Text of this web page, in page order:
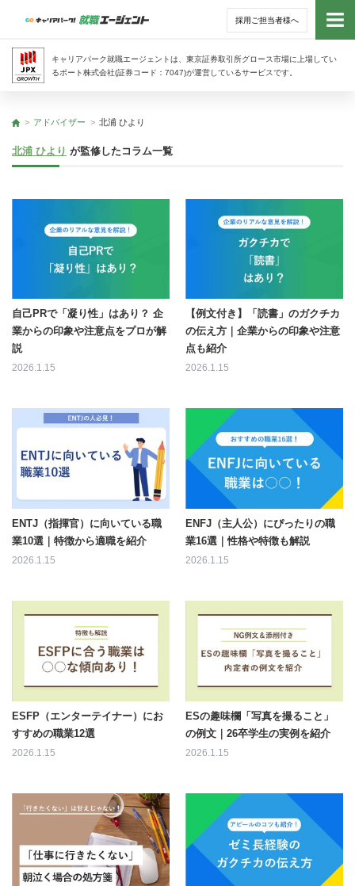
採用ご担当者様へ
キャリアパーク就職エージェントは、東京証券取引所グロース市場に上場してい
るポート株式会社(証券コード：7047)が運営しているサービスです。
トッ
トップ
アドバイザー 北浦 ひより
北浦 ひより が監修したコラム一覧
自己PRで「凝り性」はあり？ 企
業からの印象や注意点をプロが解
説
2026.1.15
【例文付き】「読書」のガクチカ
の伝え方｜企業からの印象や注意
点も紹介
2026.1.15
ENTJ（指揮官）に向いている職
業10選｜特徴から適職を紹介
2026.1.15
ENFJ（主人公）にぴったりの職
業16選｜性格や特徴も解説
2026.1.15
ESFP（エンターテイナー）にお
すすめの職業12選
2026.1.15
ESの趣味欄「写真を撮ること」
の例文｜26卒学生の実例を紹介
2026.1.15